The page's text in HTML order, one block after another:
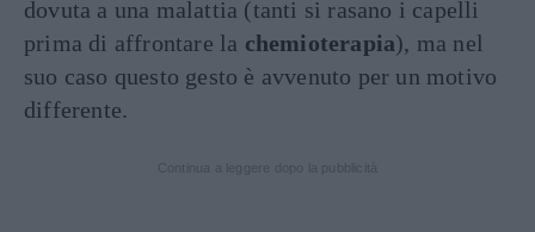
dovuta a una malattia (tanti si rasano i capelli
prima di affrontare la chemioterapia), ma nel
suo caso questo gesto è avvenuto per un motivo
differente.